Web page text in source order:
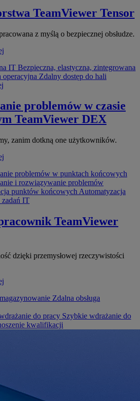
TeamViewer Tensor
z myślą o bezpiecznej obsłudze.
IT Bezpieczna, elastyczna, zintegrowana
operacyjna Zdalny dostęp do hali
problemów w czasie
TeamViewer DEX
zanim dotkną one użytkowników.
problemów w punktach końcowych
i rozwiązywanie problemów
punktów końcowych Automatyzacja
IT
TeamViewer
dzięki przemysłowej rzeczywistości
Zdalna obsługa
do pracy Szybkie wdrażanie do
kwalifikacji